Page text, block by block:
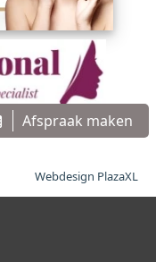
Afspraak maken
Webdesign PlazaXL